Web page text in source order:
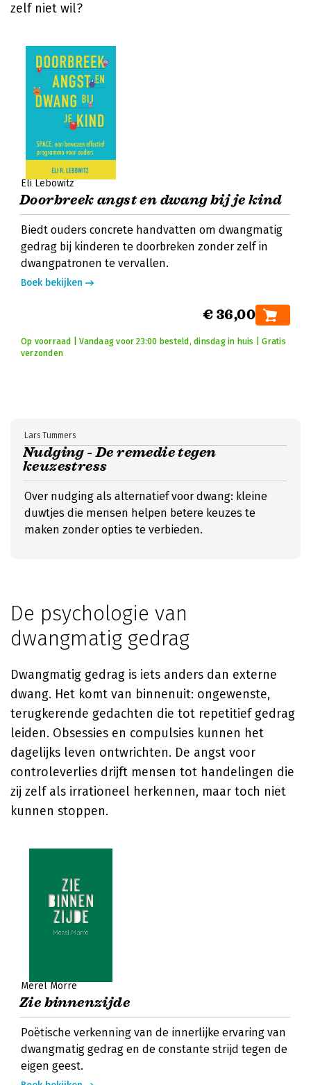
zelf niet wil?
Eli Lebowitz
Doorbreek angst en dwang bij je kind
Biedt ouders concrete handvatten om dwangmatig
gedrag bij kinderen te doorbreken zonder zelf in
dwangpatronen te vervallen.
Boek bekijken
€ 36,00
Op voorraad | Vandaag voor 23:00 besteld, dinsdag in huis | Gratis
verzonden
Nudging - De remedie tegen
keuzestress
Lars Tummers
Over nudging als alternatief voor dwang: kleine
duwtjes die mensen helpen betere keuzes te
maken zonder opties te verbieden.
De psychologie van
dwangmatig gedrag
Dwangmatig gedrag is iets anders dan externe
dwang. Het komt van binnenuit: ongewenste,
terugkerende gedachten die tot repetitief gedrag
leiden. Obsessies en compulsies kunnen het
dagelijks leven ontwrichten. De angst voor
controleverlies drijft mensen tot handelingen die
zij zelf als irrationeel herkennen, maar toch niet
kunnen stoppen.
Merel Morre
Zie binnenzijde
Poëtische verkenning van de innerlijke ervaring van
dwangmatig gedrag en de constante strijd tegen de
eigen geest.